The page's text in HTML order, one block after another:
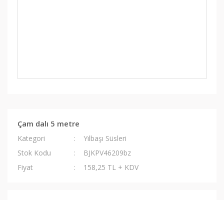
Çam dalı 5 metre
Kategori
Yılbaşı Süsleri
Stok Kodu
BJKPV46209bz
Fiyat
158,25 TL + KDV